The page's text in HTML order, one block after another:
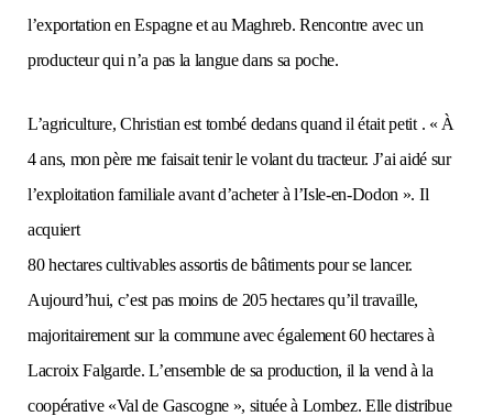
l’exportation en Espagne et au Maghreb. Rencontre avec un
producteur qui n’a pas la langue dans sa poche.
L’agriculture, Christian est tombé dedans quand il était petit . « À
4 ans, mon père me faisait tenir le volant du tracteur. J’ai aidé sur
l’exploitation familiale avant d’acheter à l’Isle-en-Dodon ». Il
acquiert
80 hectares cultivables assortis de bâtiments pour se lancer.
Aujourd’hui, c’est pas moins de 205 hectares qu’il travaille,
majoritairement sur la commune avec également 60 hectares à
Lacroix Falgarde. L’ensemble de sa production, il la vend à la
coopérative «Val de Gascogne », située à Lombez. Elle distribue